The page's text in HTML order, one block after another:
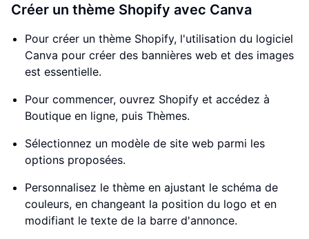
Créer un thème Shopify avec Canva
Pour créer un thème Shopify, l'utilisation du logiciel
Canva pour créer des bannières web et des images
est essentielle.
Pour commencer, ouvrez Shopify et accédez à
Boutique en ligne, puis Thèmes.
Sélectionnez un modèle de site web parmi les
options proposées.
Personnalisez le thème en ajustant le schéma de
couleurs, en changeant la position du logo et en
modifiant le texte de la barre d'annonce.